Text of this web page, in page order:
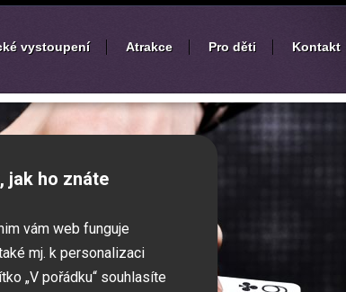
vystoupení Atrakce Pro děti Kontakt
jak ho znáte
vám web funguje
mj. k personalizaci
„V pořádku“ souhlasíte